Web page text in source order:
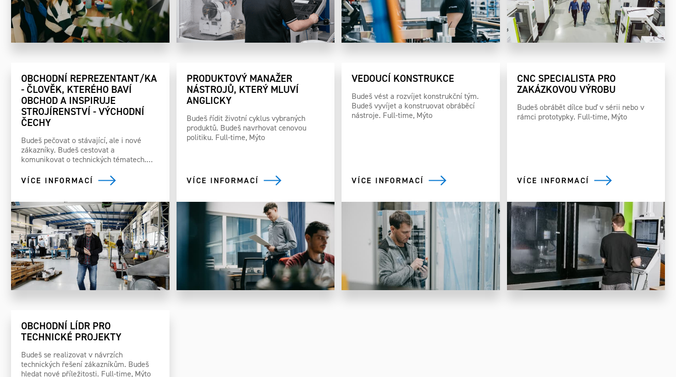
OBCHODNÍ REPREZENTANT/KA
- ČLOVĚK, KTERÉHO BAVÍ
OBCHOD A INSPIRUJE
STROJÍRENSTVÍ - VÝCHODNÍ
ČECHY
Budeš pečovat o stávající, ale i nové
zákazníky. Budeš cestovat a
komunikovat o technických tématech.…
VÍCE INFORMACÍ
PRODUKTOVÝ MANAŽER
NÁSTROJŮ, KTERÝ MLUVÍ
ANGLICKY
Budeš řídit životní cyklus vybraných
produktů. Budeš navrhovat cenovou
politiku. Full-time, Mýto
VÍCE INFORMACÍ
VEDOUCÍ KONSTRUKCE
Budeš vést a rozvíjet konstrukční tým.
Budeš vyvíjet a konstruovat obráběcí
nástroje. Full-time, Mýto
VÍCE INFORMACÍ
CNC SPECIALISTA PRO
ZAKÁZKOVOU VÝROBU
Budeš obrábět dílce buď v sérii nebo v
rámci prototypky. Full-time, Mýto
VÍCE INFORMACÍ
OBCHODNÍ LÍDR PRO
TECHNICKÉ PROJEKTY
Budeš se realizovat v návrzích
technických řešení zákazníkům. Budeš
hledat nové příležitosti. Full-time, Mýto